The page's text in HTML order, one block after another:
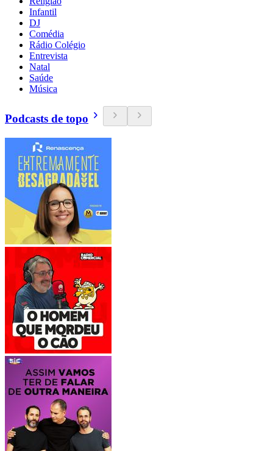
Infantil
DJ
Comédia
Rádio Colégio
Entrevista
Natal
Saúde
Música
Podcasts de topo